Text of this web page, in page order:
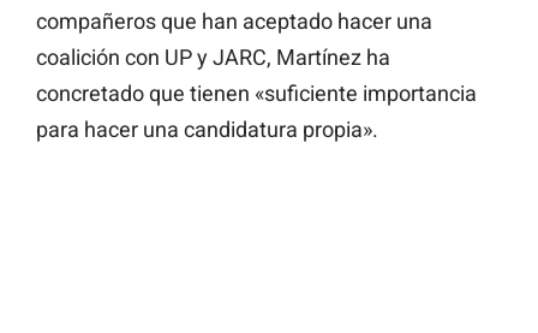
compañeros que han aceptado hacer una
coalición con UP y JARC, Martínez ha
concretado que tienen «suficiente importancia
para hacer una candidatura propia».